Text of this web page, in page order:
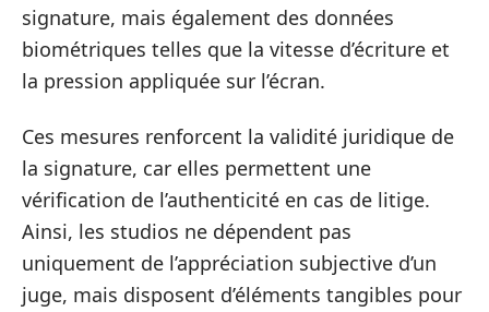
signature, mais également des données
biométriques telles que la vitesse d’écriture et
la pression appliquée sur l’écran.
Ces mesures renforcent la validité juridique de
la signature, car elles permettent une
vérification de l’authenticité en cas de litige.
Ainsi, les studios ne dépendent pas
uniquement de l’appréciation subjective d’un
juge, mais disposent d’éléments tangibles pour